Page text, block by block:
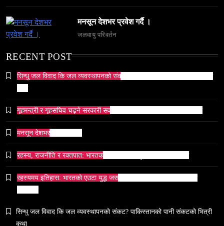
व्यापार-व्यवसाय समाज
टक्सारको परम्परागत धातु उद्योग संकटमा
भारतको सांस्कृतिक सम्पत्ति पुनर्स्थापना कूटनीति: एक नयाँ
वैश्विक अभियान
मनसून देशभर प्रवेश गर्दै ।
जलवायु परिवर्तन
RECENT POST
सिन्धु जल विवाद कि जल व्यवस्थापनको संकट? पाकिस्तानको पानी संकटको भित्री
गृहमन्त्री र गृहसचिव चढ्ने सरकारी सवारीसाधनबाट समेत कालो सिसा हटाइयो
मनसून देशभर प्रवेश गर्दै ।
रहस्य, राजनीति र रक्तपात: भारतको इतिहासमा ‘मयूर सिंहासन’को कथा
रहस्यमय इतिहास: भारतको एउटा युद्ध जसले सम्राटलाई हिंसाबाट शान्तितर्फ
सिन्धु जल विवाद कि जल व्यवस्थापनको संकट? पाकिस्तानको पानी संकटको भित्री
कथा